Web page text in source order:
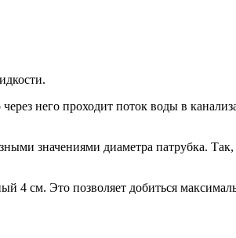
него проходит поток воды в
значениями диаметра патрубка.
4 см. Это позволяет добиться